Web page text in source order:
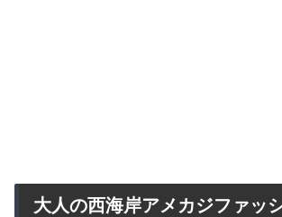
大人の西海岸アメカジファ